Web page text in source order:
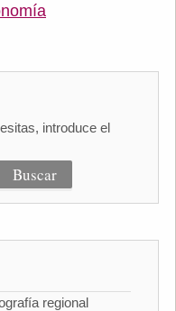
introduce el
regional